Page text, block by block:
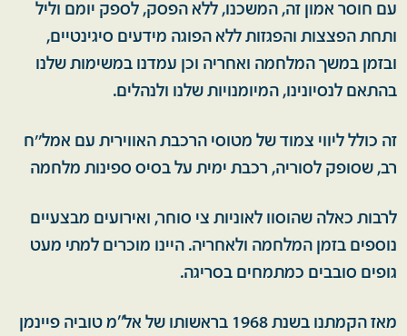
עם חוסר אמון זה, המשכנו, ללא הפסק, לספק יומם וליל
ותחת הפצצות והפגזות ללא הפוגה מידעים סיגינטיים,
ובזמן במשך המלחמה ואחריה וכן עמדנו במשימות שלנו
בהתאם לנסיונינו, המיומנויות שלנו ולנהלים.
זה כולל ליווי צמוד של מטוסי הרכבת האווירית עם אמל''ח
רב, שסופק לסוריה, רכבת ימית על בסיס ספינות מלחמה
לרבות כאלה שהוסוו לאוניות צי סוחר, ואירועים מבצעיים
נוספים בזמן המלחמה ולאחריה. היינו מוכרים למתי מעט
גופים סובבים כמתמחים בסריגה.
מאז הקמתנו בשנת 1968 בראשותו של אל’’מ טוביה פיינמן